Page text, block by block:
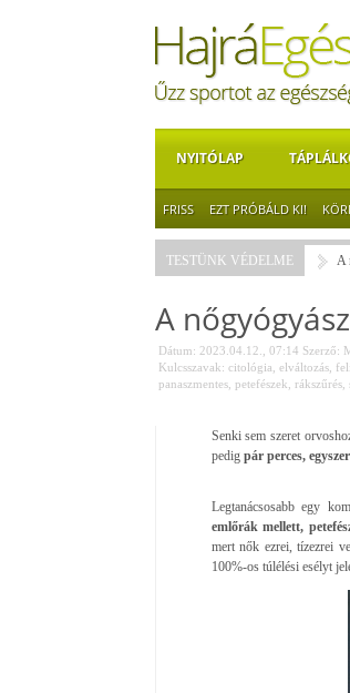
NYITÓLAP
FRISS EZT PRÓBÁLD KI!
TESTÜNK VÉDELME A
A
Dátum: 2023.04.12., 07:14 Szerző:
Kulcsszavak: citológia elváltozás,
panaszmentes, petefészek rákszűrés,
Senki sem szeret
pedig pár perces,
Legtanácsosabb egy
emlőrák mellett,
mert nők ezrei, tízezrei
100%-os túlélési esélyt